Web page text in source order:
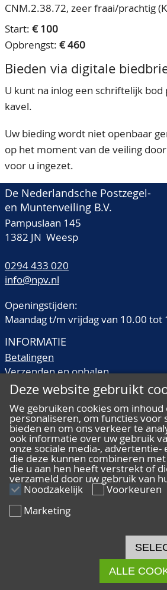
CNM.2.38.72, zeer fraai/prachtig
Start: € 100
Opbrengst: € 460
Bieden via digitale
U kunt na inlog een schriftelijk bod
kavel.
Uw bieding wordt niet openbaar
op het moment van de veiling
voor u ingezet.
De Nederlandsche Postzegel-
en Muntenveiling B.V.
Pampuslaan 145
1382 JN Weesp
0294 433 020
info@npv.nl
Openingstijden:
Maandag t/m vrijdag van 10.00 tot
INFORMATIE
Betalingen
Verzenden en ophalen
Veilingtermen
Kwaliteitsomschrijvingen
Veelgestelde vragen
ALGEMEEN
Algemene voorwaarden
© 2026 De Nederlandsche
Deze website gebruikt
We gebruiken cookies om
personaliseren, om functies voor
bieden en om ons verkeer te
ook informatie over uw gebruik
onze sociale media-, advertentie-
die deze kunnen combineren
die u aan hen heeft verstrekt of
verzameld door uw gebruik van
Noodzakelijk Voorkeuren
Marketing
ALLE